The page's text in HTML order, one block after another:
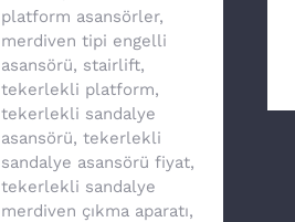
platform asansörler,
merdiven tipi engelli
asansörü, stairlift,
tekerlekli platform,
tekerlekli sandalye
asansörü, tekerlekli
sandalye asansörü fiyat,
tekerlekli sandalye
merdiven çıkma aparatı,